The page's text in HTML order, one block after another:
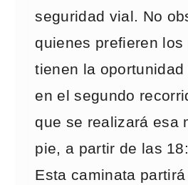
seguridad vial. No
quienes prefieren los
tienen la
en el segundo
que se realizará esa
pie, a partir de las
Esta caminata